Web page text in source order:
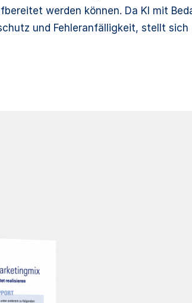
werden können. Da KI mit
und Fehleranfälligkeit, stellt